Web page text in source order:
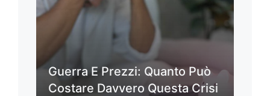
Guerra E Prezzi: Quanto Può
Costare Davvero Questa Crisi